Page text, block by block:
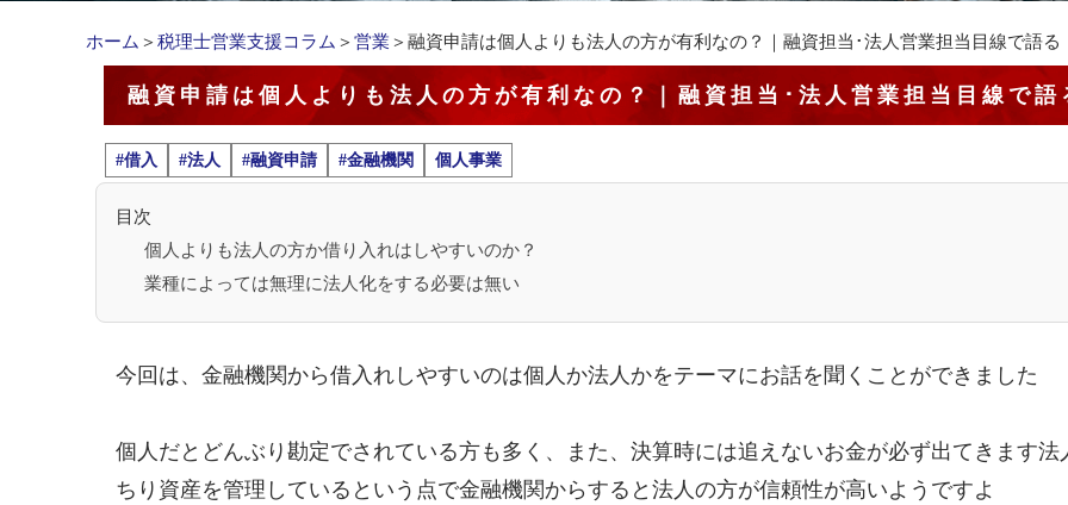
ホーム ＞ 税理士営業支援コラム ＞ 営業 ＞融資申請は個人よりも法人の方が有利なの？｜融資担当･法人営業担当目線で語る
融資申請は個人よりも法人の方が有利なの？｜融資担当･法人営業担当目線で語
#借入 #法人 #融資申請 #金融機関 個人事業
目次
個人よりも法人の方か借り入れはしやすいのか？
業種によっては無理に法人化をする必要は無い
今回は、金融機関から借入れしやすいのは個人か法人かをテーマにお話を聞くことができました
個人だとどんぶり勘定でされている方も多く、また、決算時には追えないお金が必ず出てきます法
ちり資産を管理しているという点で金融機関からすると法人の方が信頼性が高いようですよ